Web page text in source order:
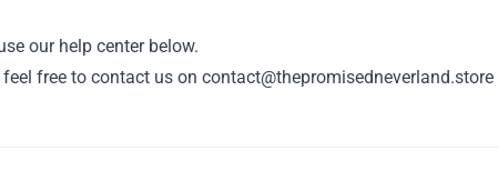
our help center below.
free to contact us on contact@thepromisedneverland.store